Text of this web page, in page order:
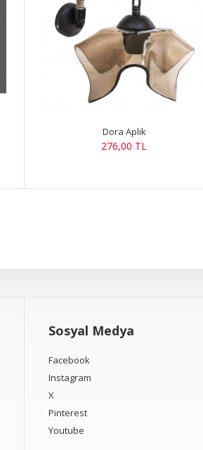
Dora Aplik
276,00 TL
Sosyal Medya
Facebook
Instagram
X
Pinterest
Youtube